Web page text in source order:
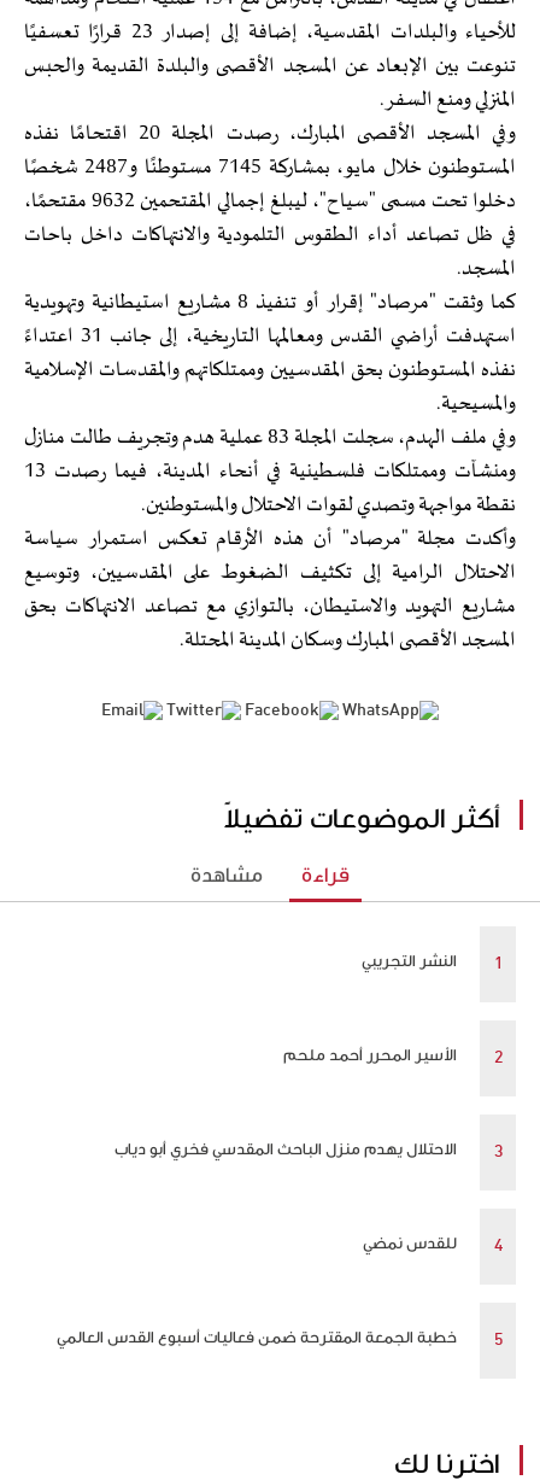
للأحياء والبلدات المقدسية، إضافة إلى إصدار 23 قرارًا تعسفيًا
تنوعت بين الإبعاد عن المسجد الأقصى والبلدة القديمة والحبس
المنزلي ومنع السفر.
وفي المسجد الأقصى المبارك، رصدت المجلة 20 اقتحامًا نفذه
المستوطنون خلال مايو، بمشاركة 7145 مستوطنًا و2487 شخصًا
دخلوا تحت مسمى "سياح"، ليبلغ إجمالي المقتحمين 9632 مقتحمًا،
في ظل تصاعد أداء الطقوس التلمودية والانتهاكات داخل باحات
المسجد.
كما وثقت "مرصاد" إقرار أو تنفيذ 8 مشاريع استيطانية وتهويدية
استهدفت أراضي القدس ومعالمها التاريخية، إلى جانب 31 اعتداءً
نفذه المستوطنون بحق المقدسيين وممتلكاتهم والمقدسات الإسلامية
والمسيحية.
وفي ملف الهدم، سجلت المجلة 83 عملية هدم وتجريف طالت منازل
ومنشآت وممتلكات فلسطينية في أنحاء المدينة، فيما رصدت 13
نقطة مواجهة وتصدي لقوات الاحتلال والمستوطنين.
وأكدت مجلة "مرصاد" أن هذه الأرقام تعكس استمرار سياسة
الاحتلال الرامية إلى تكثيف الضغوط على المقدسيين، وتوسيع
مشاريع التهويد والاستيطان، بالتوازي مع تصاعد الانتهاكات بحق
المسجد الأقصى المبارك وسكان المدينة المحتلة.
أكثر الموضوعات تفضيلاً
قراءة مشاهدة
النشر التجريبي
الأسير المحرر أحمد ملحم
الاحتلال يهدم منزل الباحث المقدسي فخري أبو دياب
للقدس نمضي
خطبة الجمعة المقترحة ضمن فعاليات أسبوع القدس العالمي
اخترنا لك